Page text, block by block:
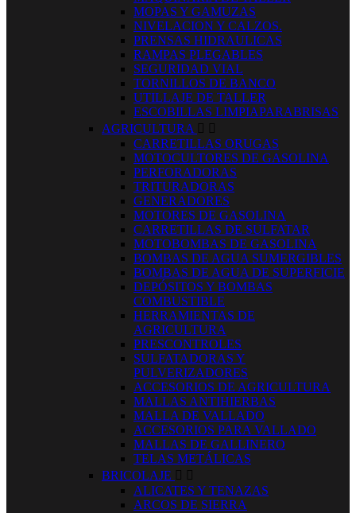
MOPAS Y GAMUZAS
NIVELACION Y CALZOS.
PRENSAS HIDRAULICAS
RAMPAS PLEGABLES
SEGURIDAD VIAL
TORNILLOS DE BANCO
UTILLAJE DE TALLER
ESCOBILLAS LIMPIAPARABRISAS
AGRICULTURA  
CARRETILLAS ORUGAS
MOTOCULTORES DE GASOLINA
PERFORADORAS
TRITURADORAS
GENERADORES
MOTORES DE GASOLINA
CARRETILLAS DE SULFATAR
MOTOBOMBAS DE GASOLINA
BOMBAS DE AGUA SUMERGIBLES
BOMBAS DE AGUA DE SUPERFICIE
DEPÓSITOS Y BOMBAS
COMBUSTIBLE
HERRAMIENTAS DE
AGRICULTURA
PRESCONTROLES
SULFATADORAS Y
PULVERIZADORES
ACCESORIOS DE AGRICULTURA
MALLAS ANTIHIERBAS
MALLA DE VALLADO
ACCESORIOS PARA VALLADO
MALLAS DE GALLINERO
TELAS METÁLICAS
BRICOLAJE  
ALICATES Y TENAZAS
ARCOS DE SIERRA